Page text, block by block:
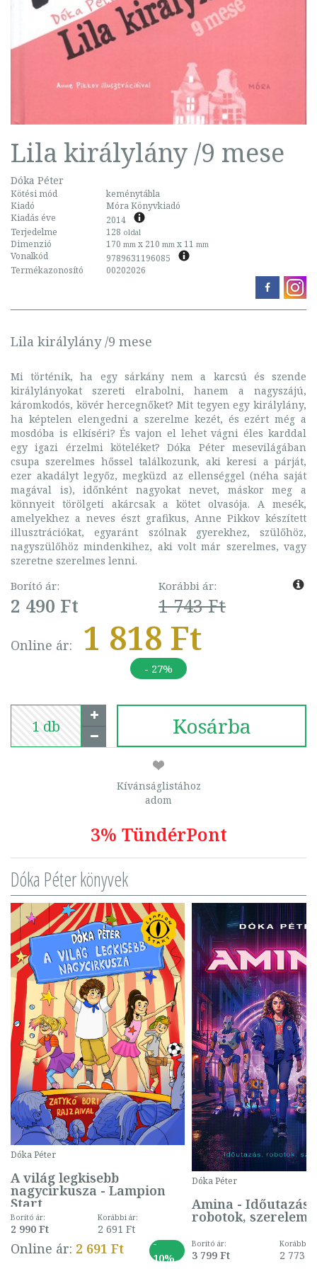
Lila királylány /9 mese
Dóka Péter
Kötési mód
keménytábla
Kiadó
Móra Könyvkiadó
Kiadás éve
2014
Terjedelme
128 oldal
Dimenzió 170 mm x 210 mm x 11 mm
Vonalkód
9789631196085
Termékazonosító
00202026
Lila királylány /9 mese
Mi történik, ha egy sárkány nem a karcsú és szende
királylányokat szereti elrabolni, hanem a nagyszájú,
káromkodós, kövér hercegnőket? Mit tegyen egy királylány,
ha képtelen elengedni a szerelme kezét, és ezért még a
mosdóba is elkíséri? És vajon el lehet vágni éles karddal
egy igazi érzelmi köteléket? Dóka Péter mesevilágában
csupa szerelmes hőssel találkozunk, aki keresi a párját,
ezer akadályt legyőz, megküzd az ellenséggel (néha saját
magával is), időnként nagyokat nevet, máskor meg a
könnyeit törölgeti akárcsak a kötet olvasója. A mesék,
amelyekhez a neves észt grafikus, Anne Pikkov készített
illusztrációkat, egyaránt szólnak gyerekhez, szülőhöz,
nagyszülőhöz mindenkihez, aki volt már szerelmes, vagy
szeretne szerelmes lenni.
Borító ár:
2 490 Ft
Korábbi ár:
1 743 Ft
Online ár: 1 818 Ft
- 27%
Kosárba
Kívánságlistához
adom
3% TündérPont
Dóka Péter könyvek
Dóka Péter
A világ legkisebb
nagycirkusza - Lampion
Start
Borító ár:
2 990 Ft
Korábbi ár:
2 691 Ft
Online ár: 2 691 Ft
-
10%
Dóka Péter
Amina - Időutazás,
robotok, szerelem
Borító ár:
3 799 Ft
Korábbi
2 773 Ft